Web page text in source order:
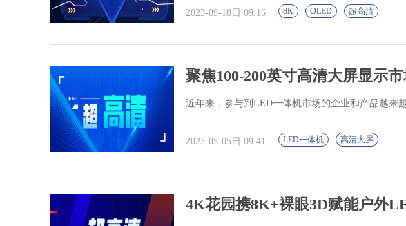
2023-09-18日 09:16 8K OLED 超高清
聚焦100-200英寸高清大屏显示
近年来，参与到LED一体机市场的企业和产品越来越
2023-05-05日 09:41 LED一体机 高清大屏
4K花园携8K+裸眼3D赋能户外